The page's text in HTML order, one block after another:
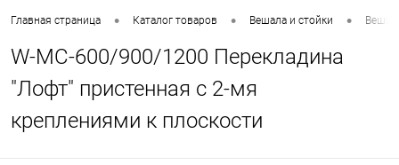
Главная страница • Каталог товаров • Вешала и стойки •
W-MC-600/900/1200 Перекладина
"Лофт" пристенная с 2-мя
креплениями к плоскости